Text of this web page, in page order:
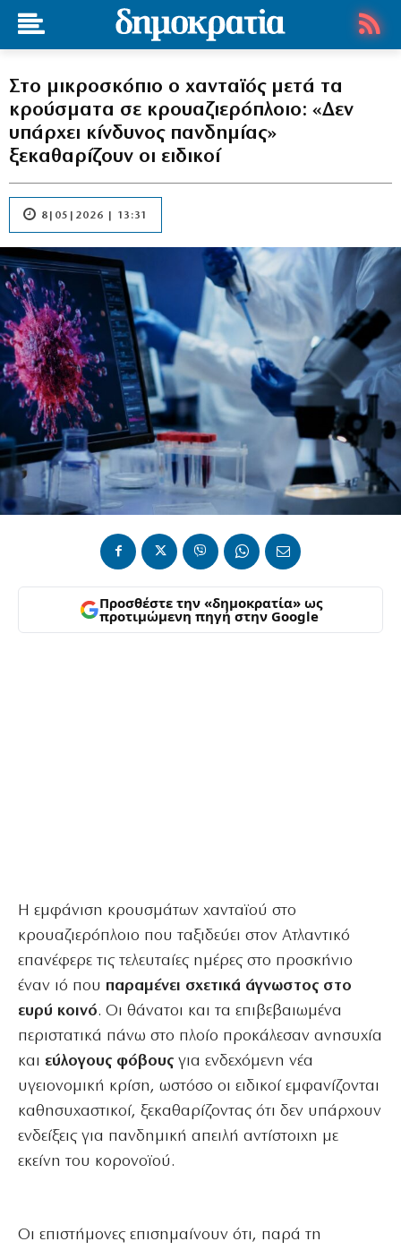
Στο μικροσκόπιο ο χανταϊός μετά τα
κρούσματα σε κρουαζιερόπλοιο: «Δεν
υπάρχει κίνδυνος πανδημίας»
ξεκαθαρίζουν οι ειδικοί
8|05|2026 | 13:31
Προσθέστε την «δημοκρατία» ως
προτιμώμενη πηγή στην Google
Η εμφάνιση κρουσμάτων χανταϊού στο
κρουαζιερόπλοιο που ταξιδεύει στον Ατλαντικό
επανέφερε τις τελευταίες ημέρες στο προσκήνιο
έναν ιό που παραμένει σχετικά άγνωστος στο
ευρύ κοινό. Οι θάνατοι και τα επιβεβαιωμένα
περιστατικά πάνω στο πλοίο προκάλεσαν ανησυχία
και εύλογους φόβους για ενδεχόμενη νέα
υγειονομική κρίση, ωστόσο οι ειδικοί εμφανίζονται
καθησυχαστικοί, ξεκαθαρίζοντας ότι δεν υπάρχουν
ενδείξεις για πανδημική απειλή αντίστοιχη με
εκείνη του κορονοϊού.
Οι επιστήμονες επισημαίνουν ότι, παρά τη